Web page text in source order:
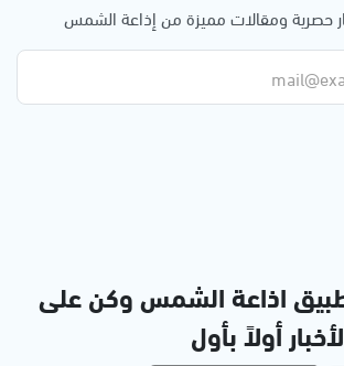
حصرية ومقالات مميزة من إذاعة الشمس
اذاعة الشمس وكن على
أولاً بأول